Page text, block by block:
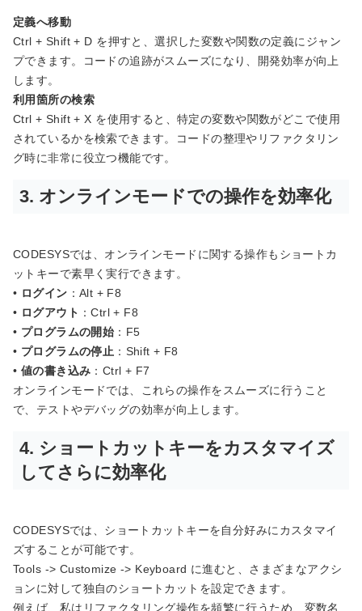
定義へ移動
Ctrl + Shift + D を押すと、選択した変数や関数の定義にジャン
プできます。コードの追跡がスムーズになり、開発効率が向上
します。
利用箇所の検索
Ctrl + Shift + X を使用すると、特定の変数や関数がどこで使用
されているかを検索できます。コードの整理やリファクタリン
グ時に非常に役立つ機能です。
3. オンラインモードでの操作を効率化
CODESYSでは、オンラインモードに関する操作もショートカ
ットキーで素早く実行できます。
• ログイン ：Alt + F8
• ログアウト ：Ctrl + F8
• プログラムの開始 ：F5
• プログラムの停止 ：Shift + F8
• 値の書き込み ：Ctrl + F7
オンラインモードでは、これらの操作をスムーズに行うこと
で、テストやデバッグの効率が向上します。
4. ショートカットキーをカスタマイズ
してさらに効率化
CODESYSでは、ショートカットキーを自分好みにカスタマイ
ズすることが可能です。
Tools -> Customize -> Keyboard に進むと、さまざまなアクシ
ョンに対して独自のショートカットを設定できます。
例えば、私はリファクタリング操作を頻繁に行うため、変数名